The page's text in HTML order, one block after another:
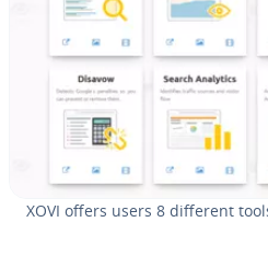
XOVI offers users 8 different